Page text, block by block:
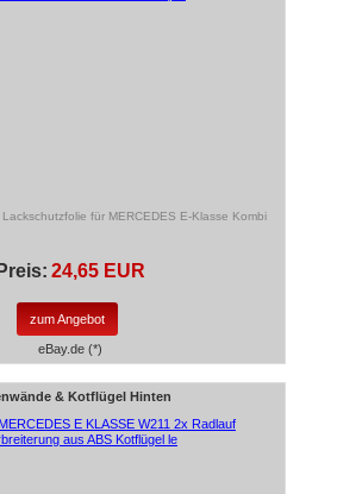
für MERCEDES E-Klasse Kombi
Preis: 24,65 EUR
zum Angebot
eBay.de (*)
& Kotflügel Hinten